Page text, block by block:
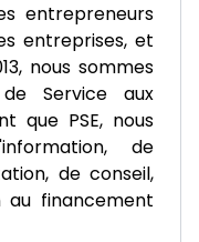
entrepreneurs
entreprises, et
nous sommes
Service aux
que PSE, nous
de
de conseil,
financement